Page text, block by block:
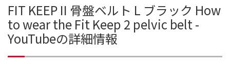
FIT KEEP II 骨盤ベルト L ブラック How
to wear the Fit Keep 2 pelvic belt -
YouTubeの詳細情報